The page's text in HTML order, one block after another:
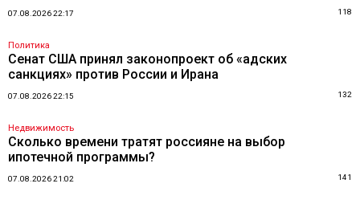
07.08.2026 22:17 118
Политика
Сенат США принял законопроект об «адских
санкциях» против России и Ирана
07.08.2026 22:15 132
Недвижимость
Сколько времени тратят россияне на выбор
ипотечной программы?
07.08.2026 21:02 141